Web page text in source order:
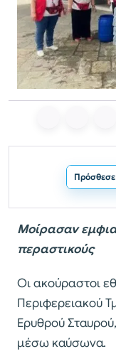
Μοίρασαν
περαστικούς
Οι ακούραστοι
Περιφερειακού
Ερυθρού
μέσω καύσωνα.